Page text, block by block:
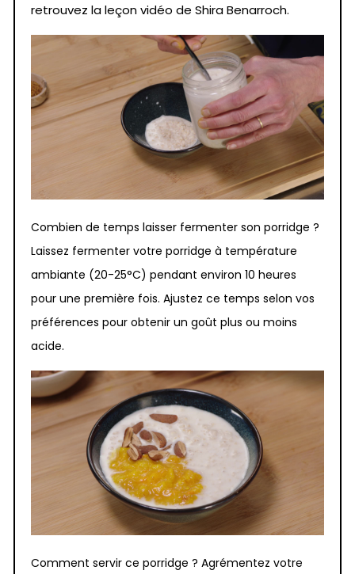
retrouvez la leçon vidéo de Shira Benarroch.
Combien de temps laisser fermenter son porridge ?
Laissez fermenter votre porridge à température
ambiante (20-25°C) pendant environ 10 heures
pour une première fois. Ajustez ce temps selon vos
préférences pour obtenir un goût plus ou moins
acide.
Comment servir ce porridge ? Agrémentez votre